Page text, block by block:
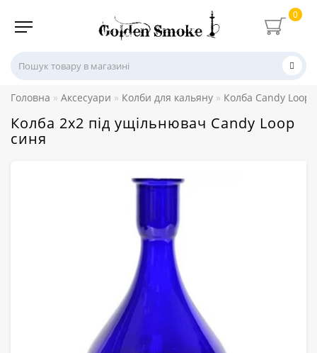
0
Головна Аксесуари Колби для кальяну Колба Candy Loop
Колба 2х2 під ущільнювач Candy Loop
синя